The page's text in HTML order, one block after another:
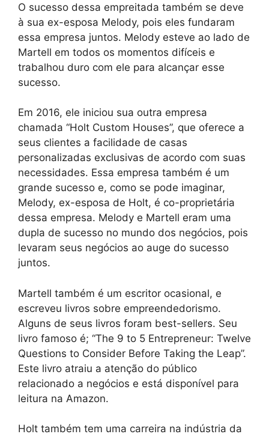
O sucesso dessa empreitada também se deve
à sua ex-esposa Melody, pois eles fundaram
essa empresa juntos. Melody esteve ao lado de
Martell em todos os momentos difíceis e
trabalhou duro com ele para alcançar esse
sucesso.
Em 2016, ele iniciou sua outra empresa
chamada “Holt Custom Houses”, que oferece a
seus clientes a facilidade de casas
personalizadas exclusivas de acordo com suas
necessidades. Essa empresa também é um
grande sucesso e, como se pode imaginar,
Melody, ex-esposa de Holt, é co-proprietária
dessa empresa. Melody e Martell eram uma
dupla de sucesso no mundo dos negócios, pois
levaram seus negócios ao auge do sucesso
juntos.
Martell também é um escritor ocasional, e
escreveu livros sobre empreendedorismo.
Alguns de seus livros foram best-sellers. Seu
livro famoso é; “The 9 to 5 Entrepreneur: Twelve
Questions to Consider Before Taking the Leap”.
Este livro atraiu a atenção do público
relacionado a negócios e está disponível para
leitura na Amazon.
Holt também tem uma carreira na indústria da